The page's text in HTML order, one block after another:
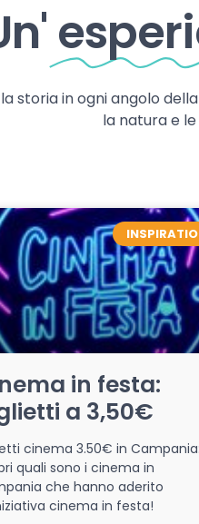
storia in ogni angolo
la natura e
in festa:
a 3,50€
cinema 3.50€ in Campania:
quali sono i cinema in
che hanno aderito
cinema in festa!